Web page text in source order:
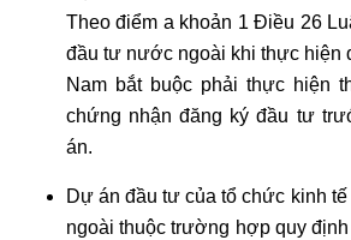
QUYẾT
TRANH
CHẤP
Theo điểm a khoản 1 Điều 26
đầu tư nước ngoài khi thực hiện
Nam bắt buộc phải thực hiện
chứng nhận đăng ký đầu tư
án.
Dự án đầu tư của tổ chức kinh
ngoài thuộc trường hợp quy